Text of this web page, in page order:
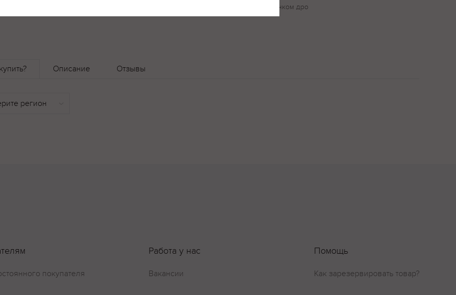
емкостях и чанах из нержавеющей стали на тонком дро
Описание Отзывы
покупателя
Работа у нас
Вакансии
Помощь
Как зарезервировать товар?